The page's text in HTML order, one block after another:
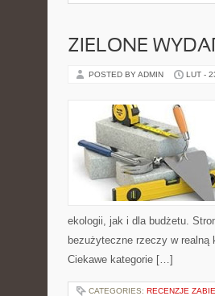
ZIELONE
POSTED BY ADMIN LUT -
ekologii, jak i dla budżetu.
bezużyteczne rzeczy w realną
Ciekawe kategorie […]
CATEGORIES: RECENZJE